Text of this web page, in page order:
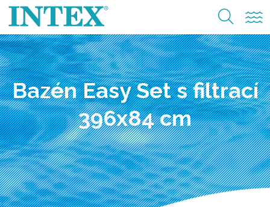
Bazén Easy Set s filtrací
396x84 cm